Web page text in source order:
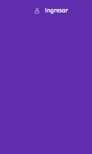
Ingresar